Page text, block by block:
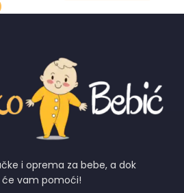
i oprema za bebe, a dok
će vam pomoći!